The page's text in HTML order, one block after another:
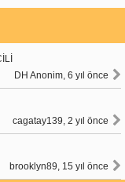
DH Anonim, 6 yıl önce
cagatay139, 2 yıl önce
brooklyn89, 15 yıl önce